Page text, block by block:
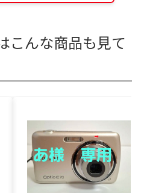
こんな商品も見て